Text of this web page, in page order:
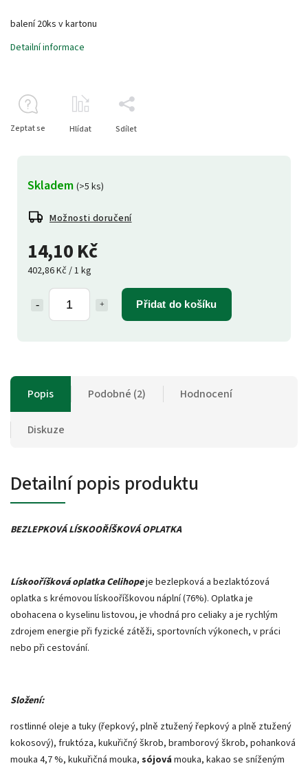
14,10 Kč
402,86 Kč / 1 kg
Přidat do košíku
Skladem (>5 ks)
Možnosti doručení
balení 20ks v kartonu
Detailní informace
Zeptat se Hlídat Sdílet
Popis Podobné (2) Hodnocení
Diskuze
Detailní popis produktu
BEZLEPKOVÁ LÍSKOOŘÍŠKOVÁ OPLATKA
Lískooříšková oplatka Celihopeje bezlepková a bezlaktózová
oplatka s krémovou lískooříškovou náplní (76%). Oplatka je
obohacena o kyselinu listovou, je vhodná pro celiaky a je rychlým
zdrojem energie při fyzické zátěži, sportovních výkonech, v práci
nebo při cestování.
Složení:
rostlinné oleje a tuky (řepkový, plně ztužený řepkový a plně ztužený
kokosový), fruktóza, kukuřičný škrob, bramborový škrob, pohanková
mouka 4,7 %, kukuřičná mouka, sójová mouka, kakao se sníženým